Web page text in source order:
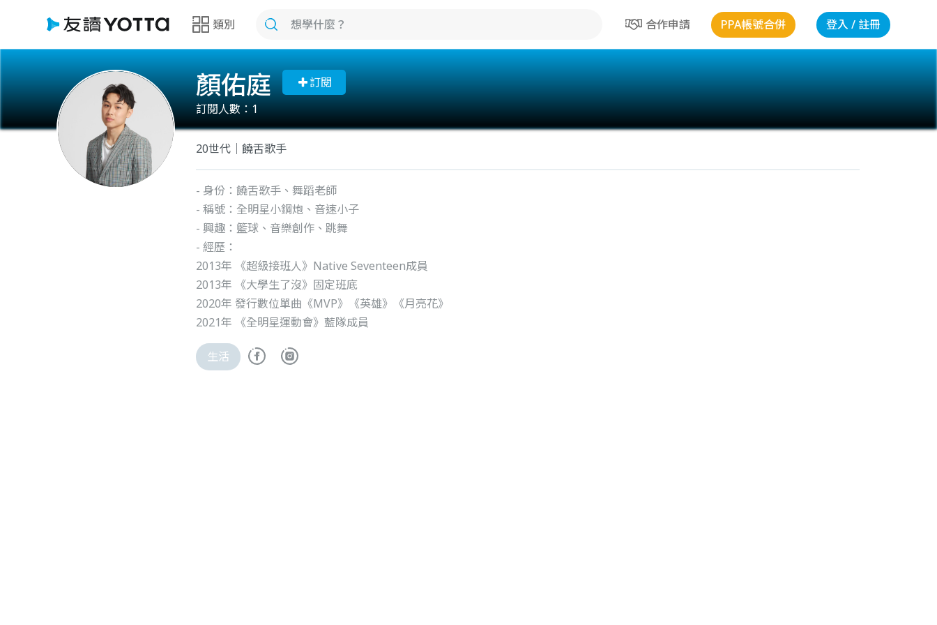
類別 合作申請 PPA帳號合併 登入 / 註冊
顏佑庭
訂閱
訂閱人數：1
20世代｜饒舌歌手
- 身份：饒舌歌手、舞蹈老師
- 稱號：全明星小鋼炮、音速小子
- 興趣：籃球、音樂創作、跳舞
- 經歷：
2013年 《超級接班人》Native Seventeen成員
2013年 《大學生了沒》固定班底
2020年 發行數位單曲《MVP》《英雄》《月亮花》
2021年 《全明星運動會》藍隊成員
生活